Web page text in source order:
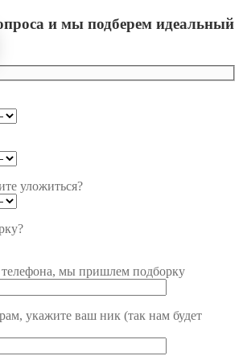
и мы подберем идеальный
уложиться?
мы пришлем подборку
укажите ваш ник (так нам будет